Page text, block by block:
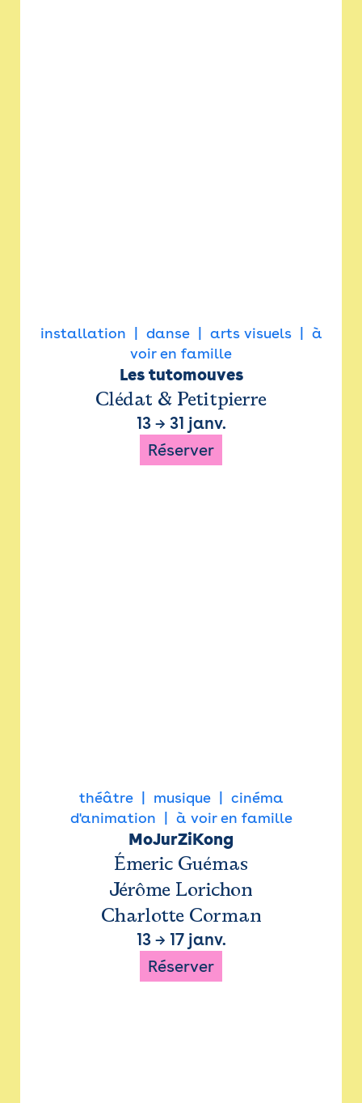
installation danse arts visuels
à
voir en famille
Les tutomouves
Clédat & Petitpierre
13→ 31 janv.
Réserver
théâtre musique
cinéma
d'animation
à voir en famille
MoJurZiKong
Émeric Guémas
Jérôme Lorichon
Charlotte Corman
13→ 17 janv.
Réserver